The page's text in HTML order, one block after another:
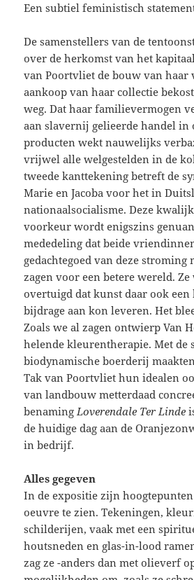
Een subtiel feministisch
De samenstellers van de
over de herkomst van het
van Poortvliet de bouw van haar
aankoop van haar collectie
weg. Dat haar familievermogen
aan slavernij gelieerde handel in
producten wekt nauwelijks
vrijwel alle welgestelden in de
tweede kanttekening betreft de
Marie en Jacoba voor het in
nationaalsocialisme. Deze
voorkeur wordt enigszins
mededeling dat beide
gedachtegoed van deze stroming
zagen voor een betere wereld.
overtuigd dat kunst daar ook
bijdrage aan kon leveren. Het
Zoals we al zagen ontwierp Van
helende kleurentherapie. Met de
biodynamische boerderij
Tak van Poortvliet hun idealen
van landbouw metterdaad
benamingLoverendale Ter Linde
de huidige dag aan de
in bedrijf.
Alles gegeven
In de expositie zijn hoogtepunten
oeuvre te zien. Tekeningen,
schilderijen, vaak met een
houtsneden en glas-in-lood
zag ze -anders dan met olieverf